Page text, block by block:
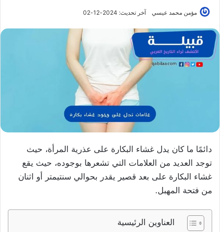
مؤمن محمد عيسي آخر تحديث: 2024-12-02
دائمًا ما كان يدل غشاء البكارة على عذرية المرأة، حيث
توجد العديد من العلامات التي تشعرها بوجوده، حيث يقع
غشاء البكارة على بعد قصير يقدر بحوالي سنتيمتر أو اثنان
من فتحة المهبل.
العناوين الرئيسية